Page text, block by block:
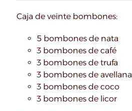
Caja de veinte bombones:
5 bombones de nata
3 bombones de café
3 bombones de trufa
3 bombones de avellana
3 bombones de coco
3 bombones de licor